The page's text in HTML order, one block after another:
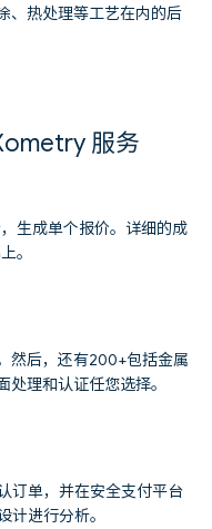
、热处理等工艺在内的后
服务
生成单个报价。详细的成
。
然后，还有200+包括金属
理和认证任您选择。
订单，并在安全支付平台
进行分析。